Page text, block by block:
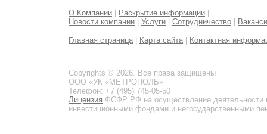
О Компании
Раскрытие информации
Новости компании
Услуги Сотрудничество
Главная страница Карта сайта Контактная
Copyrights © 2026. Все права защищены
ООО «УК «МЕТРОПОЛЬ»
Телефон: +7 (495) 745-05-50
Лицензия ФСФР РФ на осуществление
инвестиционными фондами и негосударственными